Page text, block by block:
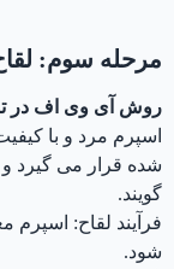
مرحله سوم:
روش آی وی اف در
اسپرم مرد و با
شده قرار می گیرد
گویند.
فرآیند لقاح:
شود.